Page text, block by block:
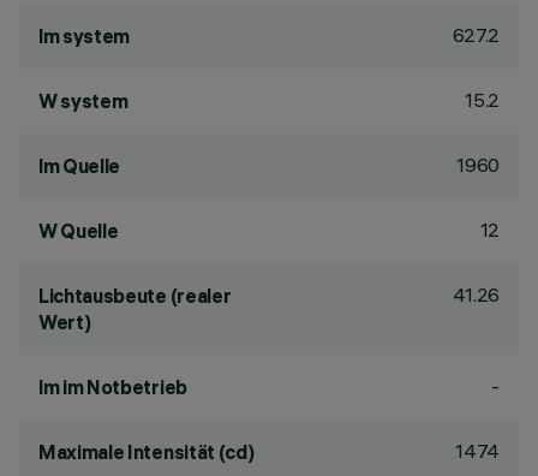
lm system 627.2
W system 15.2
lm Quelle 1960
W Quelle 12
Lichtausbeute (realer
Wert)
41.26
lm im Notbetrieb -
Maximale Intensität (cd) 1474